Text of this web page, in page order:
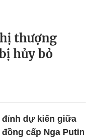
thượng
hủy bỏ
dự kiến giữa
cấp Nga Putin